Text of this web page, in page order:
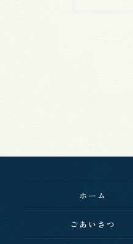
ホーム
ごあいさつ